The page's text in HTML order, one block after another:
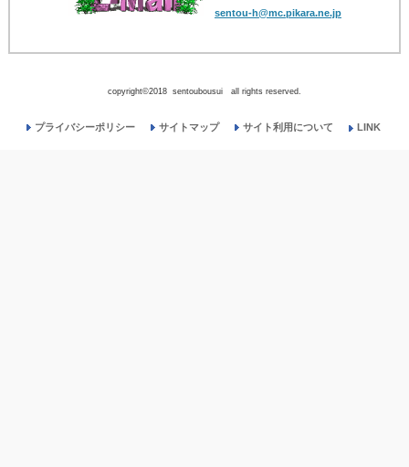
sentou-h@mc.pikara.ne.jp
copyright©2018 sentoubousui all rights reserved.
プライバシーポリシー サイトマップ サイト利用について LINK